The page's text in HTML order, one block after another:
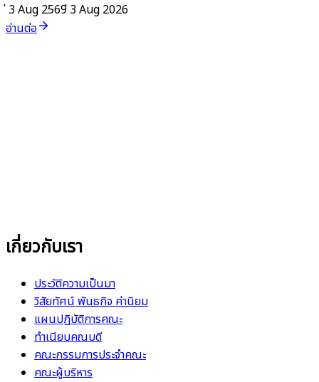
่ 3 Aug 2569 ่ 3 Aug 2026
อ่านต่อ
เกี่ยวกับเรา
ประวัติความเป็นมา
วิสัยทัศน์ พันธกิจ ค่านิยม
แผนปฏิบัติการคณะ
ทำเนียบคณบดี
คณะกรรมการประจำคณะ
คณะผู้บริหาร